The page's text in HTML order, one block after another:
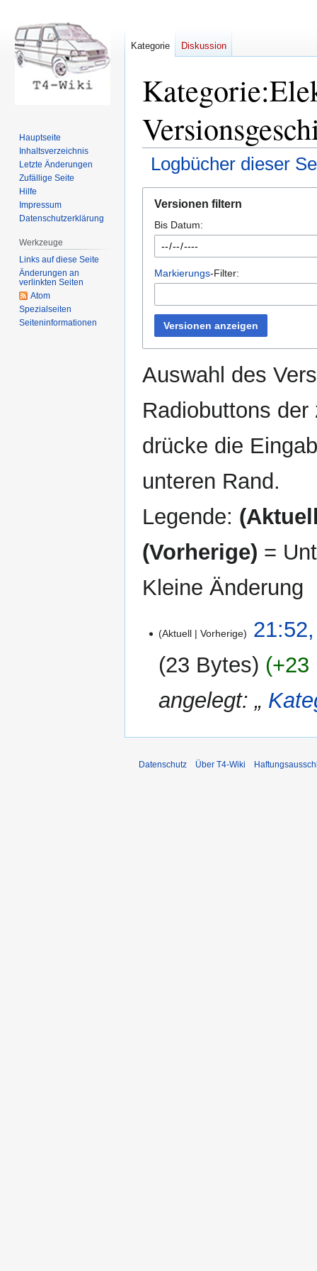
Logbücher dieser
Navigation
springen
Suche
springen
Versionen filtern
Bis Datum:
Markierungs-Filter:
Versionen anzeigen
Auswahl des
Radiobuttons
drücke die
unteren Rand.
Legende:
(Vorherige) =
Kleine Änderung
Dezember
Aktuell Vorherige
23 Bytes
+23
angelegt: „
Kategorie Diskussion
Hauptseite
Inhaltsverzeichnis
Letzte Änderungen
Zufällige Seite
Hilfe
Impressum
Datenschutzerklärung
Werkzeuge
Links auf diese Seite
Änderungen an
verlinkten Seiten
Atom
Spezialseiten
Seiten­informationen
Datenschutz Über T4-Wiki